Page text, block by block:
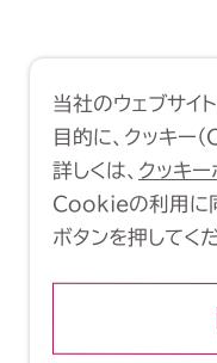
Copyright (C)
Architects &
当社のウェブサイ
目的に、クッキー
詳しくは、 クッキー
Cookieの利用に同
ボタンを押してく